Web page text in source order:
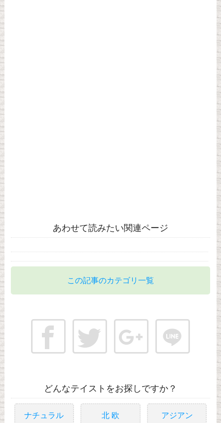
あわせて読みたい関連ページ
この記事のカテゴリ一覧
どんなテイストをお探しですか？
ナチュラル 北 欧 アジアン